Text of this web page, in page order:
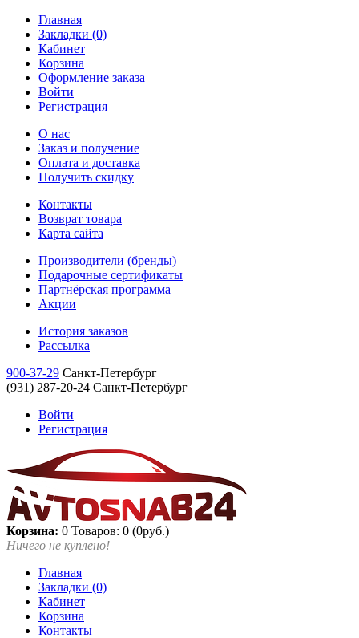
Главная
Закладки (0)
Кабинет
Корзина
Оформление заказа
Войти
Регистрация
О нас
Заказ и получение
Оплата и доставка
Получить скидку
Контакты
Возврат товара
Карта сайта
Производители (бренды)
Подарочные сертификаты
Партнёрская программа
Акции
История заказов
Рассылка
900-37-29 Санкт-Петербург
(931) 287-20-24 Санкт-Петербург
Войти
Регистрация
Корзина: 0 Товаров: 0 (0руб.)
Ничего не куплено!
Главная
Закладки (0)
Кабинет
Корзина
Контакты